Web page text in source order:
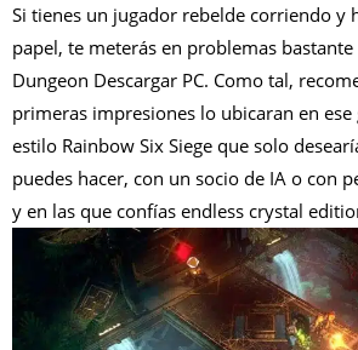
Si tienes un jugador rebelde corriendo y
papel, te meterás en problemas
Dungeon Descargar PC. Como tal,
primeras impresiones lo ubicaran en
estilo Rainbow Six Siege que solo
puedes hacer, con un socio de IA o con
y en las que confías endless crystal